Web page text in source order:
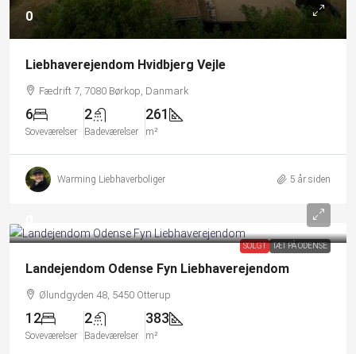
0
Liebhaverejendom Hvidbjerg Vejle
Fædrift 7, 7080 Børkop, Danmark
6
Soveværelser
2
Badeværelser
261
m²
Warming Liebhaverboliger 5 år siden
SOLGT TÆT PÅ ODENSE
Landejendom Odense Fyn Liebhaverejendom
Ølundgyden 48, 5450 Otterup
12
Soveværelser
2
Badeværelser
383
m²